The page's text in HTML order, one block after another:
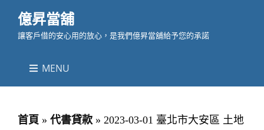
億昇當舖
讓客戶借的安心用的放心，是我們億昇當舖給予您的承諾
MENU
首頁 » 代書貸款 » 2023-03-01 臺北市大安區 土地